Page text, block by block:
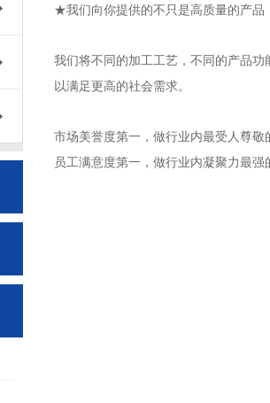
★我们向你提供的不只是高质量的产品
我们将不同的加工工艺，不同的产品
以满足更高的社会需求。
市场美誉度第一，做行业内最受人尊敬
员工满意度第一，做行业内凝聚力最强